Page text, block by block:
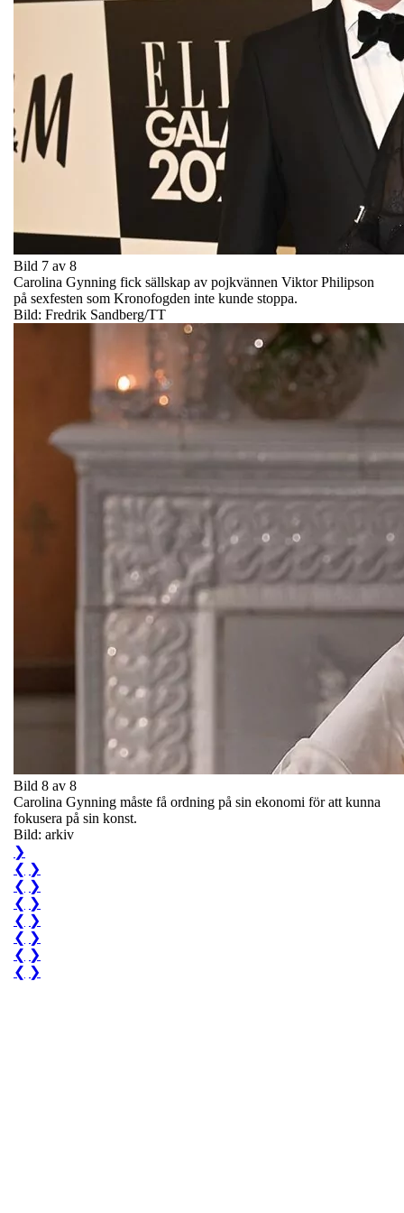
Bild 7 av 8
Carolina Gynning fick sällskap av pojkvännen Viktor Philipson
på sexfesten som Kronofogden inte kunde stoppa.
Bild: Fredrik Sandberg/TT
Bild 8 av 8
Carolina Gynning måste få ordning på sin ekonomi för att kunna
fokusera på sin konst.
Bild: arkiv
❯
❮ ❯
❮ ❯
❮ ❯
❮ ❯
❮ ❯
❮ ❯
❮ ❯